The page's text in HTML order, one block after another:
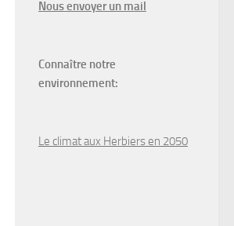
Nous envoyer un mail
Connaître notre
environnement:
Le climat aux Herbiers en 2050